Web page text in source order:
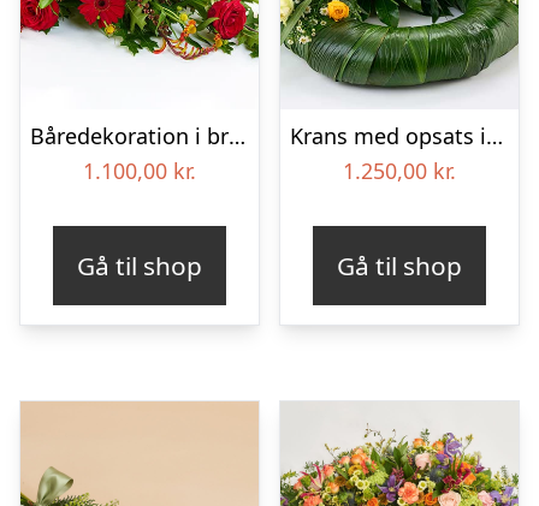
Båredekoration i brændte farver – Blomster til begravelse
1.100,00 kr.
Gå til shop
Krans med opsats i gule farver – Blomster til begravelse
1.250,00 kr.
Gå til shop